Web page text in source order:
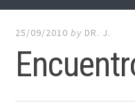
25/09/2010 by DR. J.